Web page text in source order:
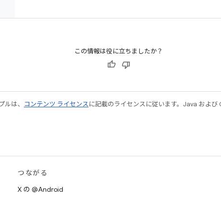
この情報は役に立ちましたか？
は、 コンテンツ ライセンスに記載のライセンスに従います。Java およ
つながる
X の @Android